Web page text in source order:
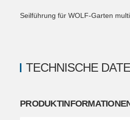
TECHNISCHE
Seilführung für WOLF-Garten